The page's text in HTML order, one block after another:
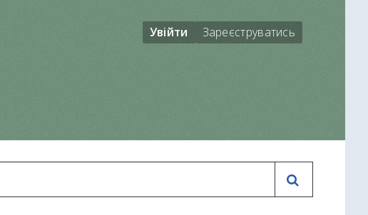
Увійти Зареєструватись